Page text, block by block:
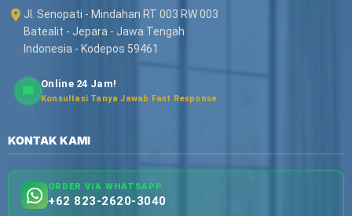
Jl. Senopati - Mindahan RT 003 RW 003
Batealit - Jepara - Jawa Tengah
Indonesia - Kodepos 59461
Online 24 Jam!
Konsultasi Tanya Jawab Fast Response
KONTAK KAMI
ORDER VIA WHATSAPP
+62 823-2620-3040